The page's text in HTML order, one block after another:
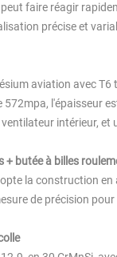
faire réagir
précise et
aviation avec
l'épaisseur
intérieur,
+ butée à billes
la construction
de précision